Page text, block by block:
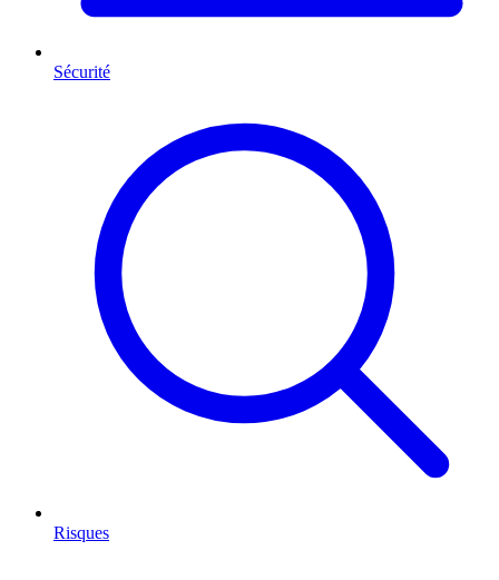
Sécurité
Risques